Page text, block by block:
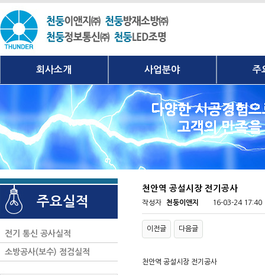
회사소개 사업분야 주
주요실적
전기 통신 공사실적
소방공사(보수) 점검실적
천안역 공설시장 전기공사
작성자 천둥이앤지 16-03-24 17:40
이전글 다음글
천안역 공설시장 전기공사